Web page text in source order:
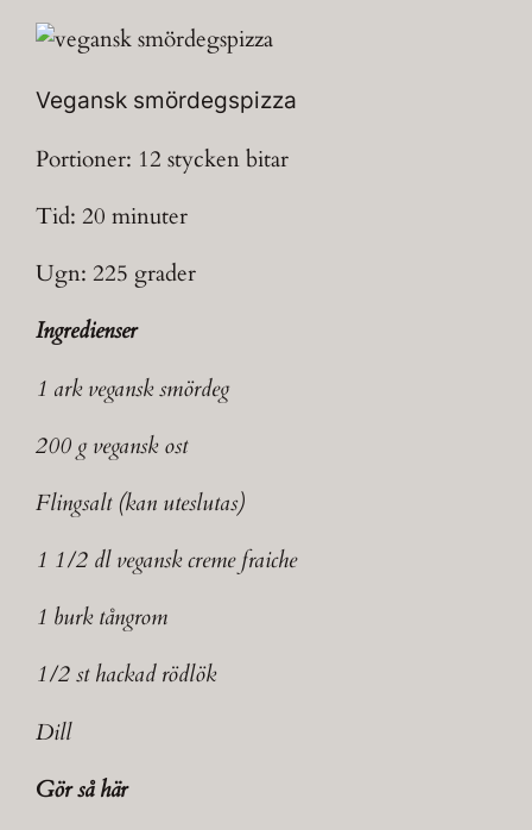
Vegansk smördegspizza
Portioner: 12 stycken bitar
Tid: 20 minuter
Ugn: 225 grader
Ingredienser
1 ark vegansk smördeg
200 g vegansk ost
Flingsalt (kan uteslutas)
1 1/2 dl vegansk creme fraiche
1 burk tångrom
1/2 st hackad rödlök
Dill
Gör så här